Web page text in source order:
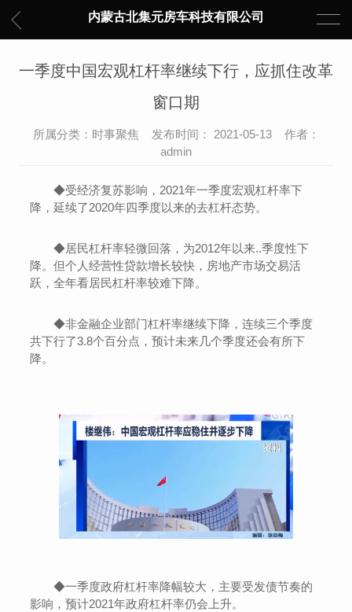
内蒙古北集元房车科技有限公司
一季度中国宏观杠杆率继续下行，应抓住改革
窗口期
所属分类：时事聚焦 发布时间： 2021-05-13 作者：
admin
◆受经济复苏影响，2021年一季度宏观杠杆率下
降，延续了2020年四季度以来的去杠杆态势。
◆居民杠杆率轻微回落，为2012年以来..季度性下
降。但个人经营性贷款增长较快，房地产市场交易活
跃，全年看居民杠杆率较难下降。
◆非金融企业部门杠杆率继续下降，连续三个季度
共下行了3.8个百分点，预计未来几个季度还会有所下
降。
◆一季度政府杠杆率降幅较大，主要受发债节奏的
影响，预计2021年政府杠杆率仍会上升。